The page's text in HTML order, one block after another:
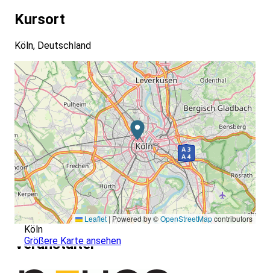
Kursort
Köln, Deutschland
Leaflet |Powered by ©OpenStreetMapcontributors
Köln
Größere Karte ansehen
Veranstalter